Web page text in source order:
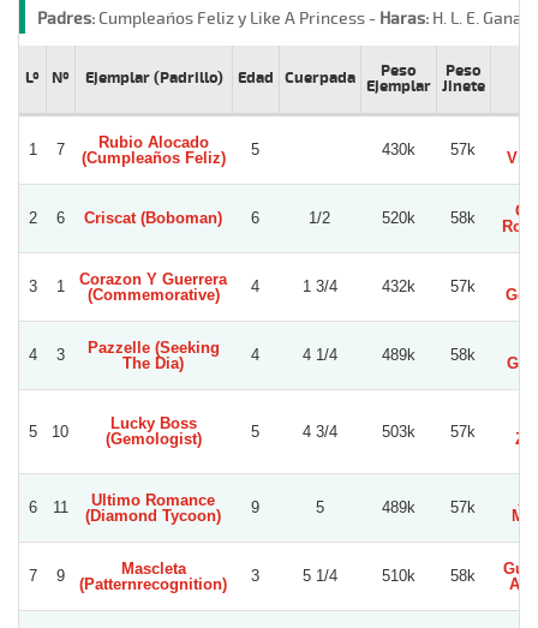
Padres:Cumpleaños Feliz y Like A Princess - Haras: H. L. E. Gana -
Lº Nº Ejemplar (Padrillo) Edad Cuerpada
Peso
Ejemplar
Peso
Jinete
1 7
Rubio Alocado
(Cumpleaños Feliz)
5 430k 57k
2 6 Criscat (Boboman) 6 1/2 520k 58k
3 1
Corazon Y Guerrera
(Commemorative)
4 1 3/4 432k 57k
4 3
Pazzelle (Seeking
The Dia)
4 4 1/4 489k 58k
5 10
Lucky Boss
(Gemologist)
5 4 3/4 503k 57k
6 11
Ultimo Romance
(Diamond Tycoon)
9 5 489k 57k
7 9
Mascleta
(Patternrecognition)
3 5 1/4 510k 58k
A.